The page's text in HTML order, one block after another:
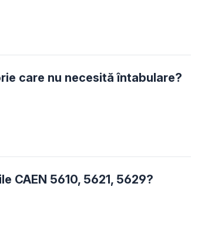
care nu necesită întabulare?
CAEN 5610, 5621, 5629?